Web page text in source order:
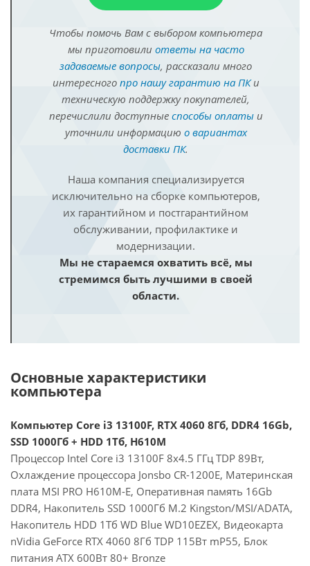
Чтобы помочь Вам с выбором компьютера
мы приготовили ответы на часто
задаваемые вопросы, рассказали много
интересного про нашу гарантию на ПКи
техническую поддержку покупателей,
перечислили доступные способы оплатыи
уточнили информацию о вариантах
доставки ПК.
Наша компания специализируется
исключительно на сборке компьютеров,
их гарантийном и постгарантийном
обслуживании, профилактике и
модернизации.
Мы не стараемся охватить всё, мы
стремимся быть лучшими в своей
области.
Основные характеристики
компьютера
Компьютер Core i3 13100F, RTX 4060 8Гб, DDR4 16Gb,
SSD 1000Гб + HDD 1Тб, H610M
Процессор Intel Core i3 13100F 8x4.5 ГГц TDP 89Вт,
Охлаждение процессора Jonsbo CR-1200E, Материнская
плата MSI PRO H610M-E, Оперативная память 16Gb
DDR4, Накопитель SSD 1000Гб M.2 Kingston/MSI/ADATA,
Накопитель HDD 1Тб WD Blue WD10EZEX, Видеокарта
nVidia GeForce RTX 4060 8Гб TDP 115Вт mP55, Блок
питания ATX 600Вт 80+ Bronze